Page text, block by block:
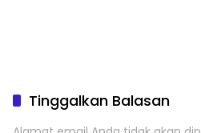
Tinggalkan Balasan